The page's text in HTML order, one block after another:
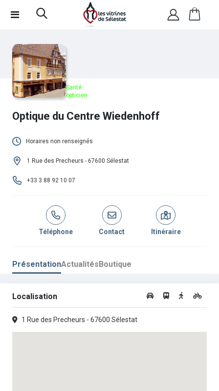
Santé :
opticien
Optique du Centre Wiedenhoff
Horaires non renseignés
Cet établissement n'a pas encore renseigné
1 Rue des Precheurs - 67600 Sélestat
+33 3 88 92 10 07
Téléphone Contact Itinéraire
PrésentationActualitésBoutique
Localisation
1 Rue des Precheurs - 67600 Sélestat